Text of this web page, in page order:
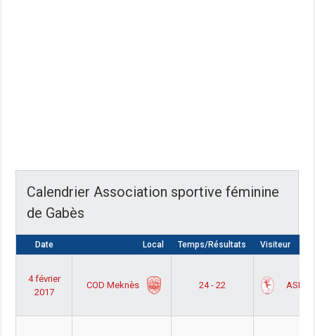
Calendrier Association sportive féminine
de Gabès
Date Local Temps/Résultats Visiteur
4 février
2017
COD Meknès 24 - 22 ASF